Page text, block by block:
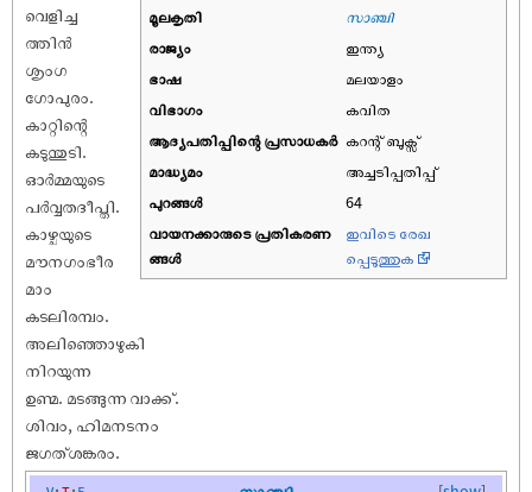
മൂലകൃതി
സാഞ്ചി
രാജ്യം
ഇന്ത്യ
ഭാഷ
മലയാളം
വിഭാഗം
കവിത
ആദ്യപതിപ്പിന്റെ പ്രസാധകര്‍ കറന്റ് ബുക്സ്
മാദ്ധ്യമം
അച്ചടിപ്പതിപ്പ്
പുറങ്ങള്‍
64
വായനക്കാരുടെ പ്രതികരണ
ങ്ങള്‍
ഇവിടെ രേഖ
പ്പെടുത്തുക
വെളിച്ച
ത്തിന്‍
ശൃംഗ
ഗോപുരം.
കാറ്റിന്റെ
കടുന്തുടി.
ഓര്‍മ്മയുടെ
പര്‍വ്വതദീപ്തി.
കാഴ്ചയുടെ
മൗനഗംഭീര
മാം
കടലിരമ്പം.
അലിഞ്ഞൊഴുകി
നിറയുന്ന
ഉണ്മ. മടങ്ങുന്ന വാക്ക്.
ശിവം, ഹിമനടനം
ജഗത്ശങ്കരം.